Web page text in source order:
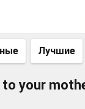
Лучшие
to your